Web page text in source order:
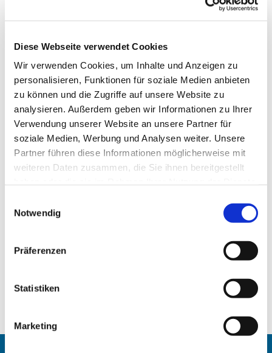
Diese Webseite verwendet Cookies
Wir verwenden Cookies, um Inhalte und Anzeigen zu
personalisieren, Funktionen für soziale Medien anbieten
zu können und die Zugriffe auf unsere Website zu
analysieren. Außerdem geben wir Informationen zu Ihrer
Verwendung unserer Website an unsere Partner für
soziale Medien, Werbung und Analysen weiter. Unsere
Partner führen diese Informationen möglicherweise mit
weiteren Daten zusammen, die Sie ihnen bereitgestellt
Notwendig
Präferenzen
Statistiken
Marketing
0211/8369921,sebastian.klein@ekir.de.